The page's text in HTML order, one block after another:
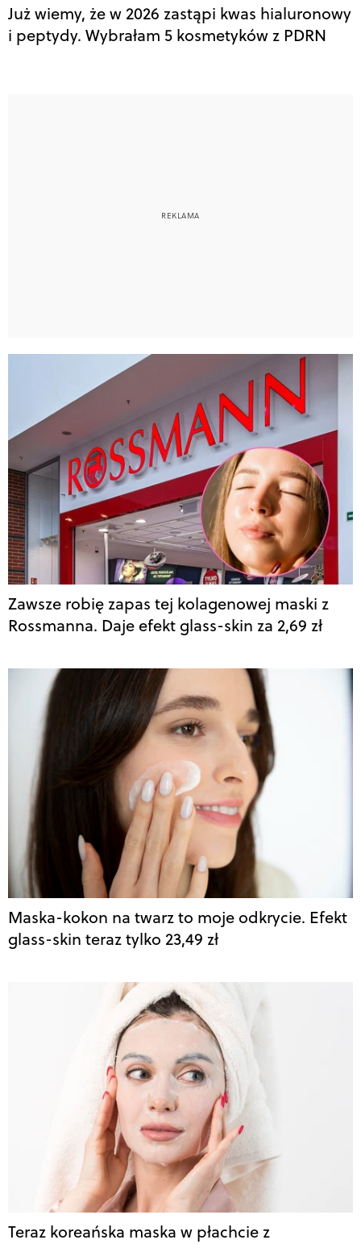
Już wiemy, że w 2026 zastąpi kwas hialuronowy
i peptydy. Wybrałam 5 kosmetyków z PDRN
Zawsze robię zapas tej kolagenowej maski z
Rossmanna. Daje efekt glass-skin za 2,69 zł
Maska-kokon na twarz to moje odkrycie. Efekt
glass-skin teraz tylko 23,49 zł
Teraz koreańska maska w płachcie z